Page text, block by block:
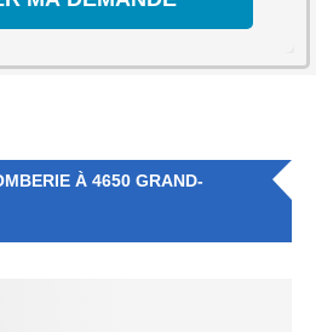
À 4650 GRAND-